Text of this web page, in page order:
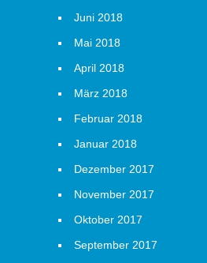
Juni 2018
Mai 2018
April 2018
März 2018
Februar 2018
Januar 2018
Dezember 2017
November 2017
Oktober 2017
September 2017